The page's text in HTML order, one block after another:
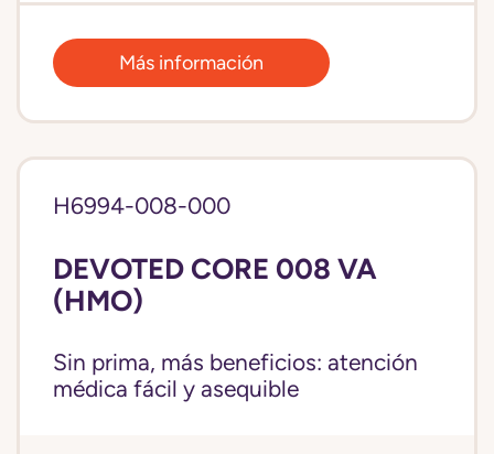
Más información
H6994-008-000
DEVOTED CORE 008 VA
(HMO)
Sin prima, más beneficios: atención
médica fácil y asequible